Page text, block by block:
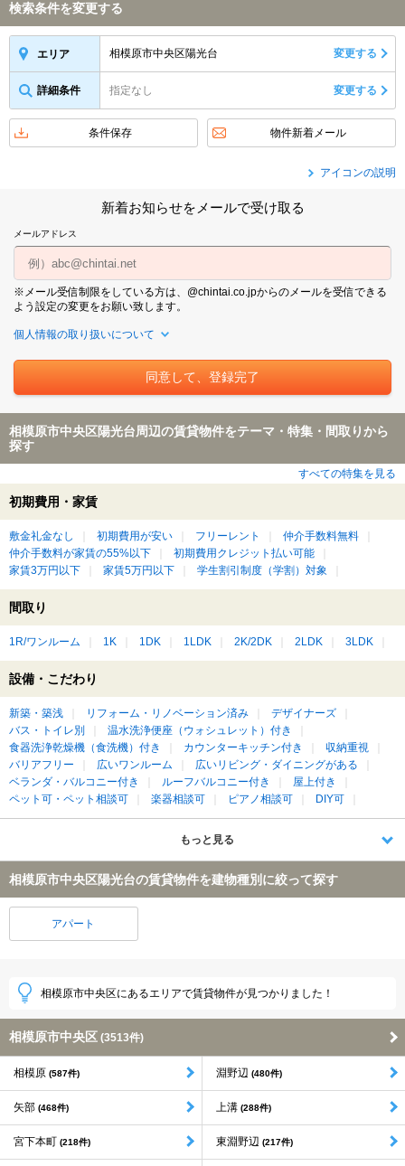
検索条件を変更する
エリア 相模原市中央区陽光台 変更する
詳細条件 指定なし 変更する
条件保存 物件新着メール
アイコンの説明
新着お知らせをメールで受け取る
メールアドレス
※メール受信制限をしている方は、@chintai.co.jpからのメールを受信できる
よう設定の変更をお願い致します。
個人情報の取り扱いについて
相模原市中央区陽光台周辺の賃貸物件をテーマ・特集・間取りから
探す
すべての特集を見る
初期費用・家賃
敷金礼金なし 初期費用が安い フリーレント
仲介手数料無料
仲介手数料が家賃の55%以下
初期費用クレジット払い可能
家賃3万円以下
家賃5万円以下 学生割引制度（学割）対象
間取り
1R/ワンルーム 1K 1DK 1LDK 2K/2DK 2LDK 3LDK
設備・こだわり
新築・築浅 リフォーム・リノベーション済み
デザイナーズ
バス・トイレ別
温水洗浄便座（ウォシュレット）付き
食器洗浄乾燥機（食洗機）付き
カウンターキッチン付き
収納重視
バリアフリー
広いワンルーム
広いリビング・ダイニングがある
ベランダ・バルコニー付き
ルーフバルコニー付き
屋上付き
ペット可・ペット相談可
楽器相談可 ピアノ相談可 DIY可
もっと見る
相模原市中央区陽光台の賃貸物件を建物種別に絞って探す
アパート
相模原市中央区にあるエリアで賃貸物件が見つかりました！
相模原市中央区 (3513件)
相模原 (587件) 淵野辺 (480件)
矢部 (468件) 上溝 (288件)
宮下本町 (218件) 東淵野辺 (217件)